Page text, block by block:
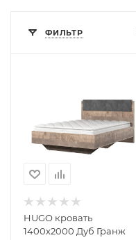
ФИЛЬТР
HUGO кровать
1400х2000 Дуб Гранж